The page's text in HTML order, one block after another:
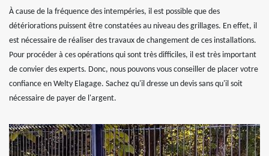
À cause de la fréquence des intempéries, il est possible que des
détériorations puissent être constatées au niveau des grillages. En effet, il
est nécessaire de réaliser des travaux de changement de ces installations.
Pour procéder à ces opérations qui sont très difficiles, il est très important
de convier des experts. Donc, nous pouvons vous conseiller de placer votre
confiance en Welty Elagage. Sachez qu'il dresse un devis sans qu'il soit
nécessaire de payer de l'argent.